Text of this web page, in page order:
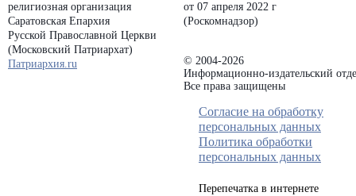
религиозная организация
Саратовская Епархия
Русской Православной Церкви
(Московский Патриархат)
Патриархия.ru
от 07 апреля 2022 г
(Роскомнадзор)
© 2004-2026
Информационно-издательский
Все права защищены
Согласие на обработку
персональных данных
Политика обработки
персональных данных
Перепечатка в интернете